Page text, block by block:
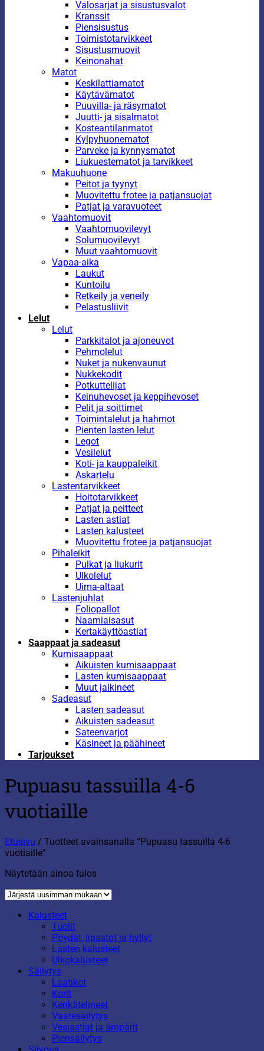
Valosarjat ja sisustusvalot
Kranssit
Piensisustus
Toimistotarvikkeet
Sisustusmuovit
Keinonahat
Matot
Keskilattiamatot
Käytävämatot
Puuvilla- ja räsymatot
Juutti- ja sisalmatot
Kosteantilanmatot
Kylpyhuonematot
Parveke ja kynnysmatot
Liukuestematot ja tarvikkeet
Makuuhuone
Peitot ja tyynyt
Muovitettu frotee ja patjansuojat
Patjat ja varavuoteet
Vaahtomuovit
Vaahtomuovilevyt
Solumuovilevyt
Muut vaahtomuovit
Vapaa-aika
Laukut
Kuntoilu
Retkeily ja veneily
Pelastusliivit
Lelut
Lelut
Parkkitalot ja ajoneuvot
Pehmolelut
Nuket ja nukenvaunut
Nukkekodit
Potkuttelijat
Keinuhevoset ja keppihevoset
Pelit ja soittimet
Toimintalelut ja hahmot
Pienten lasten lelut
Legot
Vesilelut
Koti- ja kauppaleikit
Askartelu
Lastentarvikkeet
Hoitotarvikkeet
Patjat ja peitteet
Lasten astiat
Lasten kalusteet
Muovitettu frotee ja patjansuojat
Pihaleikit
Pulkat ja liukurit
Ulkolelut
Uima-altaat
Lastenjuhlat
Foliopallot
Naamiaisasut
Kertakäyttöastiat
Saappaat ja sadeasut
Kumisaappaat
Aikuisten kumisaappaat
Lasten kumisaappaat
Muut jalkineet
Sadeasut
Lasten sadeasut
Aikuisten sadeasut
Sateenvarjot
Käsineet ja päähineet
Tarjoukset
Pupuasu tassuilla 4-6
vuotiaille
Etusivu / Tuotteet avainsanalla “Pupuasu tassuilla 4-6
vuotiaille”
Näytetään ainoa tulos
Kalusteet
Tuolit
Pöydät, lipastot ja hyllyt
Lasten kalusteet
Ulkokalusteet
Säilytys
Laatikot
Korit
Kenkätelineet
Vaatesäilytys
Vesiastiat ja ämpärit
Piensäilytys